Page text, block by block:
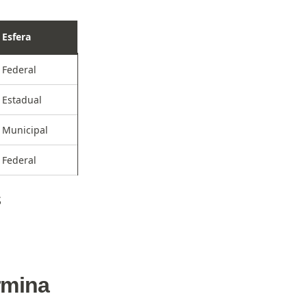
Esfera
Federal
Estadual
Municipal
Federal